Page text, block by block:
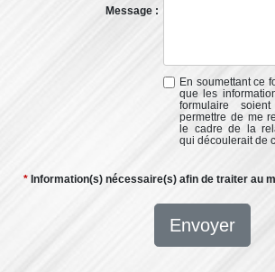
Message :
En soumettant ce
que les
formulaire
permettre de me
le cadre de la
qui découlerait de
* Information(s) nécessaire(s) afin de traiter au
Envoyer